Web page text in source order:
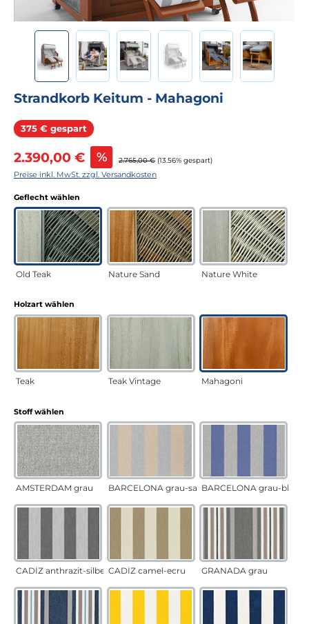
Strandkorb Keitum - Mahagoni
375 € gespart Rabatt
Verkaufspreis:
2.390,00 € % Regulärer Preis:
2.765,00 € (13.56% gespart)
Preise inkl. MwSt. zzgl. Versandkosten
Geflecht wählen
Old Teak Nature Sand Nature White
Holzart wählen
Teak Teak Vintage Mahagoni
Stoff wählen
AMSTERDAM grau BARCELONA grau-sandBARCELONA grau-blau
CADÍZ anthrazit-silber CADÍZ camel-ecru GRANADA grau